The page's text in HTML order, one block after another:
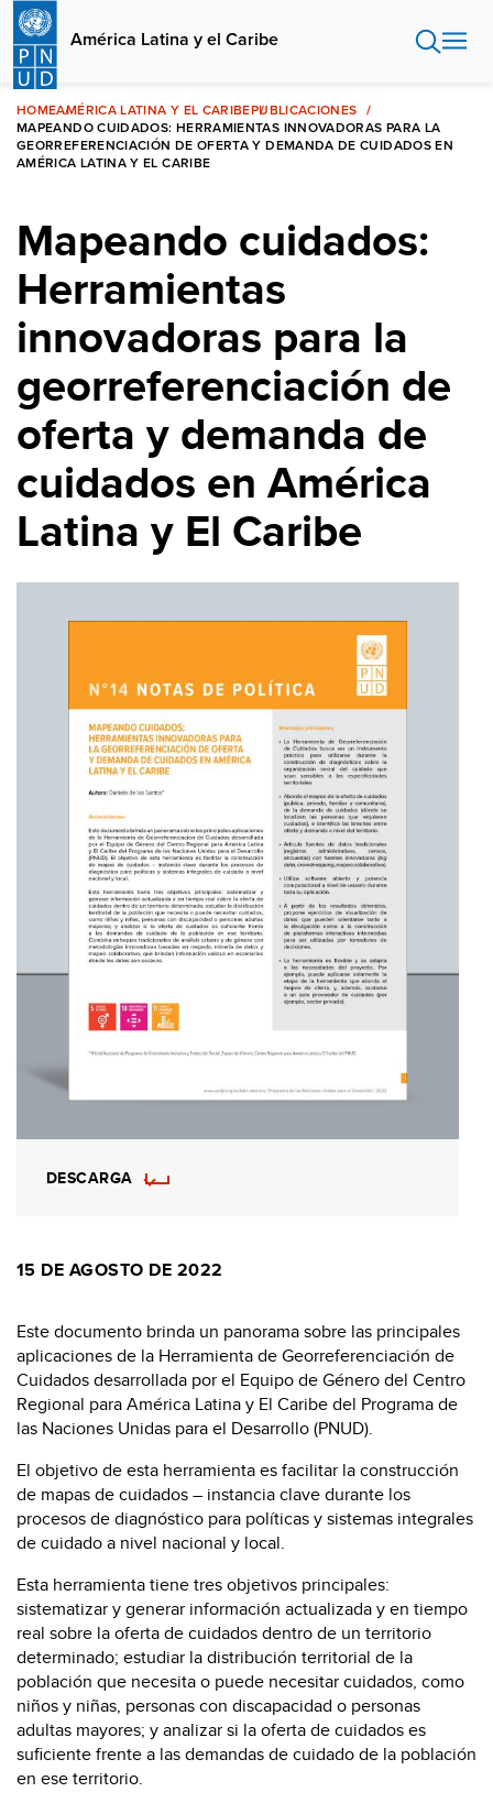
Pasar
contenido
principal
América Latina y el Caribe
HOMEAMÉRICA LATINA Y EL CARIBEPUBLICACIONES
MAPEANDO CUIDADOS: HERRAMIENTAS INNOVADORAS PARA LA
GEORREFERENCIACIÓN DE OFERTA Y DEMANDA DE CUIDADOS EN
AMÉRICA LATINA Y EL CARIBE
Mapeando cuidados:
Herramientas
innovadoras para la
georreferenciación de
oferta y demanda de
cuidados en América
Latina y El Caribe
DESCARGA
15 DE AGOSTO DE 2022
Este documento brinda un panorama sobre las principales
aplicaciones de la Herramienta de Georreferenciación de
Cuidados desarrollada por el Equipo de Género del Centro
Regional para América Latina y El Caribe del Programa de
las Naciones Unidas para el Desarrollo (PNUD).
El objetivo de esta herramienta es facilitar la construcción
de mapas de cuidados – instancia clave durante los
procesos de diagnóstico para políticas y sistemas integrales
de cuidado a nivel nacional y local.
Esta herramienta tiene tres objetivos principales:
sistematizar y generar información actualizada y en tiempo
real sobre la oferta de cuidados dentro de un territorio
determinado; estudiar la distribución territorial de la
población que necesita o puede necesitar cuidados, como
niños y niñas, personas con discapacidad o personas
adultas mayores; y analizar si la oferta de cuidados es
suficiente frente a las demandas de cuidado de la población
en ese territorio.